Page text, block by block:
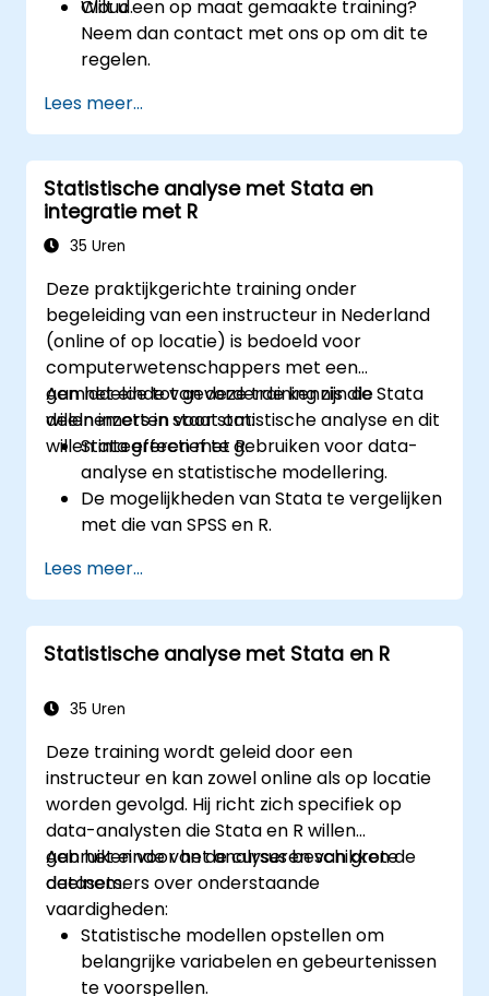
Cloud.
Wilt u een op maat gemaakte training?
Neem dan contact met ons op om dit te
regelen.
Lees meer...
Statistische analyse met Stata en
integratie met R
35 Uren
Deze praktijkgerichte training onder
begeleiding van een instructeur in Nederland
(online of op locatie) is bedoeld voor
computerwetenschappers met een
gemiddelde tot gevorderde kennis die Stata
willen inzetten voor statistische analyse en dit
willen integreren met R.
Aan het einde van deze training zijn de
deelnemers in staat om:
Stata effectief te gebruiken voor data-
analyse en statistische modellering.
De mogelijkheden van Stata te vergelijken
met die van SPSS en R.
statistische berekeningen.
Workflows te ontwikkelen en te
automatiseren met behulp van zowel
Stata als R.
Lees meer...
Statistische analyse met Stata en R
35 Uren
Deze training wordt geleid door een
instructeur en kan zowel online als op locatie
worden gevolgd. Hij richt zich specifiek op
data-analysten die Stata en R willen
gebruiken voor het analyseren van grote
datasets.
Aan het einde van de cursus beschikken de
deelnemers over onderstaande
vaardigheden:
Statistische modellen opstellen om
belangrijke variabelen en gebeurtenissen
te voorspellen.